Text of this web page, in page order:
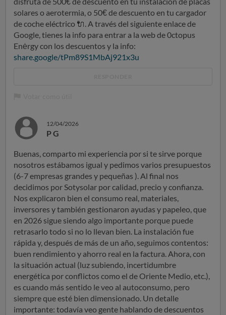
solares o aerotermia, o 50€ de descuento en tu cargador
de coche eléctrico 🔌. A través del siguiente enlace de
Google, tienes la info para entrar a la web de 0ctopus
Enėrgy con los descuentos y la info:
share.google/tPm89S1MbAj921x3u
12/04/2026
P G
Buenas, comparto mi experiencia por si te sirve porque
nosotros estábamos igual y pedimos varios presupuestos
(6-7 empresas grandes y pequeñas ). Al final nos
decidimos por Sotysolar por calidad, precio y confianza.
Nos explicaron bien el consumo real, materiales,
inversores y también gestionaron ayudas y papeleo, que
en 2026 sigue siendo algo importante porque puede
retrasarlo todo si no lo llevan bien. La instalación fue
rápida y, después de más de un año, seguimos contentos:
buen rendimiento y ahorro real en la factura. Ahora, con
la situación actual (luz subiendo, incertidumbre
energética por conflictos como el de Oriente Medio, etc.),
es cuando más sentido le veo al autoconsumo, pero
siempre que esté bien dimensionado. Un detalle
importante: todavía veo gente hablando de descuentos